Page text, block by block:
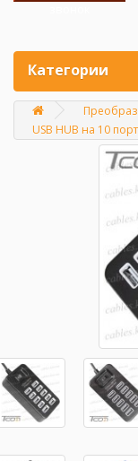
Категории
Главная
USB HUB на 10